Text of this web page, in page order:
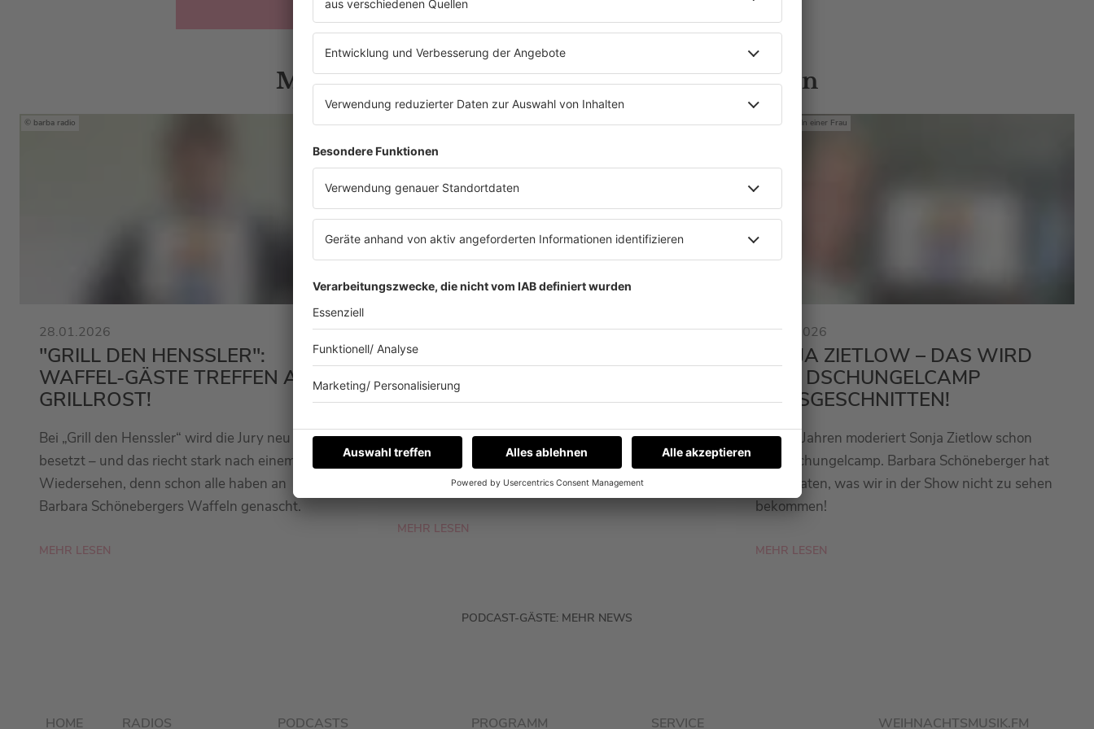
Mehr News zu Barbara Schönebergers Gästen
barba radio
28.01.2026
"GRILL DEN HENSSLER":
WAFFEL-GÄSTE TREFFEN AUF
GRILLROST!
Bei „Grill den Henssler“ wird die Jury neu
besetzt – und das riecht stark nach einem
Wiedersehen, denn schon alle haben an
Barbara Schönebergers Waffeln genascht.
MEHR LESEN
Mit den Waffeln einer Frau
26.01.2026
WAS KANN FYNN KLIEMANN
EIGENTLICH NICHT?
Schöneberger im Podcast „Mit den Waffeln
einer Frau“. Und ja, es geht auch um eine Sache,
die er nicht kann.
MEHR LESEN
Mit den Waffeln einer Frau
23.01.2026
SONJA ZIETLOW – DAS WIRD
BEIM DSCHUNGELCAMP
RAUSGESCHNITTEN!
Seit 20 Jahren moderiert Sonja Zietlow schon
das Dschungelcamp. Barbara Schöneberger hat
sie verraten, was wir in der Show nicht zu sehen
bekommen!
MEHR LESEN
PODCAST-GÄSTE: MEHR NEWS
HOME RADIOS PODCASTS PROGRAMM SERVICE WEIHNACHTSMUSIK.FM